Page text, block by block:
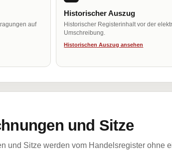
auf
Historischer Auszug
Historischer Registerinhalt vor der
Umschreibung.
Historischen Auszug ansehen
und Sitze
und Sitze werden vom Handelsregister ohne